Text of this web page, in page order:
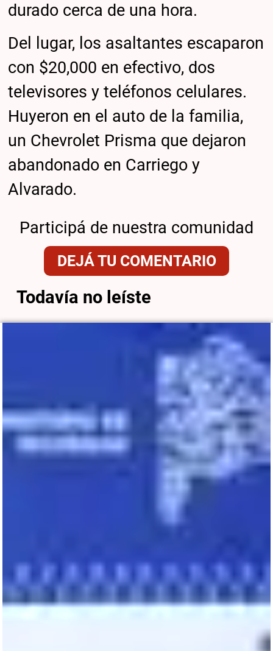
durado cerca de una hora.
Del lugar, los asaltantes escaparon
con $20,000 en efectivo, dos
televisores y teléfonos celulares.
Huyeron en el auto de la familia,
un Chevrolet Prisma que dejaron
abandonado en Carriego y
Alvarado.
Participá de nuestra comunidad
DEJÁ TU COMENTARIO
Todavía no leíste